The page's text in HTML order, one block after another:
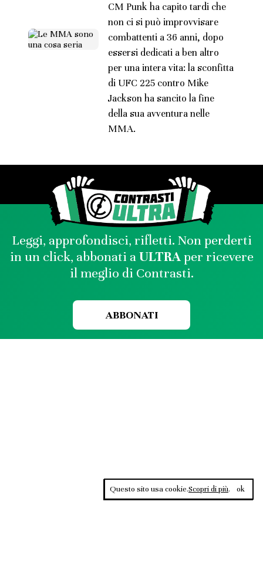
CM Punk ha capito tardi che
non ci si può improvvisare
combattenti a 36 anni, dopo
essersi dedicati a ben altro
per una intera vita: la sconfitta
di UFC 225 contro Mike
Jackson ha sancito la fine
della sua avventura nelle
MMA.
Leggi, approfondisci, rifletti. Non perderti
in un click, abbonati aULTRAper ricevere
il meglio di Contrasti.
ABBONATI
Questo sito usa cookie.Scopri di più. ok